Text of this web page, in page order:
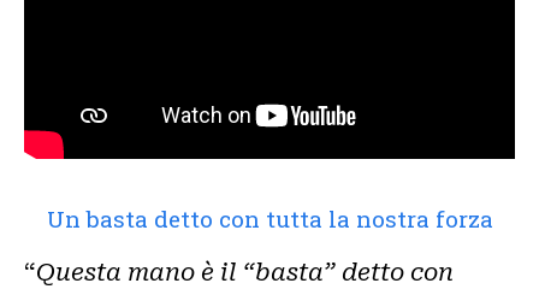
Un basta detto con tutta la nostra forza
“Questa mano è il “basta” detto con